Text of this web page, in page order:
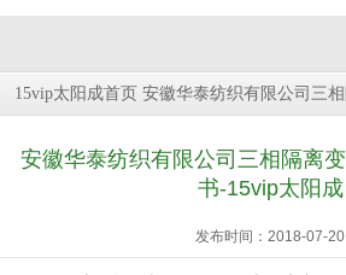
15vip太阳成首页 安徽华泰纺织有限公司三相
安徽华泰纺织有限公司三相隔离
书-15vip太阳成
发布时间：2018-07-20